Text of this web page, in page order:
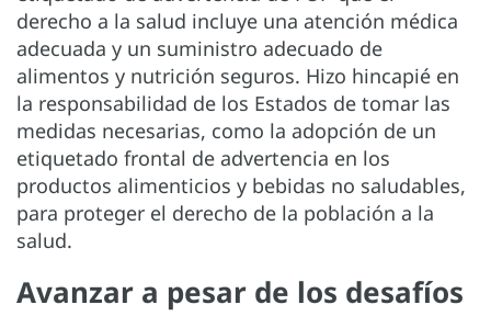
derecho a la salud incluye una atención médica
adecuada y un suministro adecuado de
alimentos y nutrición seguros. Hizo hincapié en
la responsabilidad de los Estados de tomar las
medidas necesarias, como la adopción de un
etiquetado frontal de advertencia en los
productos alimenticios y bebidas no saludables,
para proteger el derecho de la población a la
salud.
Avanzar a pesar de los desafíos